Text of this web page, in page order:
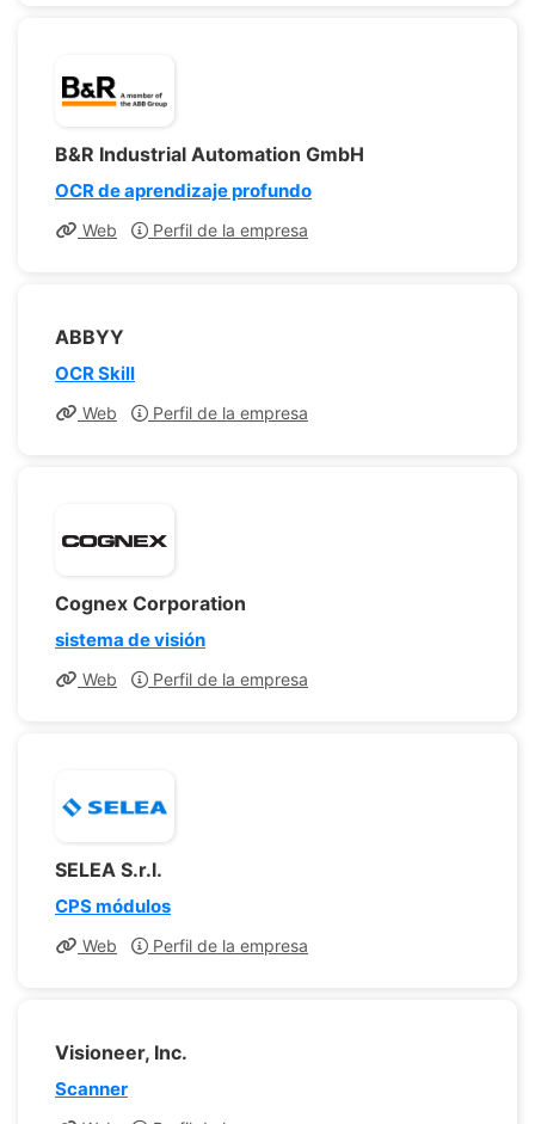
B&R Industrial Automation GmbH
OCR de aprendizaje profundo
Web Perfil de la empresa
ABBYY
OCR Skill
Web Perfil de la empresa
Cognex Corporation
sistema de visión
Web Perfil de la empresa
SELEA S.r.l.
CPS módulos
Web Perfil de la empresa
Visioneer, Inc.
Scanner